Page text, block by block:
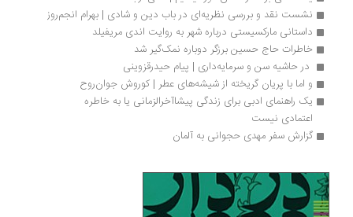
نشست نقد و بررسی نظریه‌ای در باب دین و شادی | بهرام انجم‌روز
داستانی مارکسیستی درباره شهر به روایت اندی مریفیلد
خاطرات حاج حسین برزگر دوباره نمک‌گیر شد
در حاشیه سن و سرمایه‌داری | پیام حیدرقزوینی
و اما با پریان گریخته از شیشه‌های عطر | کوروش جوان‌روح
یک راهنمای ادبی برای زندگی پیشاآخرالزمانی یا به خاطره
اعتمادی نیست
گزارش سفر مهدی حجوانی به آلمان